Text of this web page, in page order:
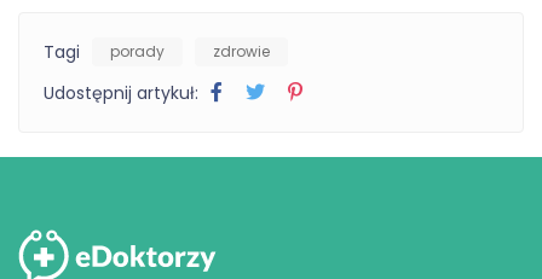
Tagi porady zdrowie
Udostępnij artykuł: